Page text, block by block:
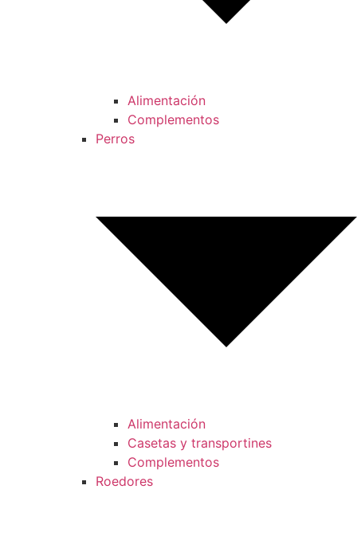
Alimentación
Complementos
Perros
Alimentación
Casetas y transportines
Complementos
Roedores